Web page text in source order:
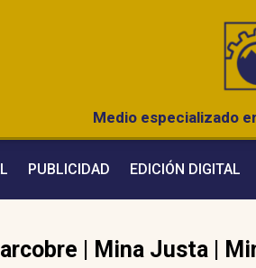
Medio especializado
PUBLICIDAD EDICIÓN DIGITAL
Mina Justa